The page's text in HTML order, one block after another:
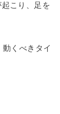
こり、足を
くべきタイ